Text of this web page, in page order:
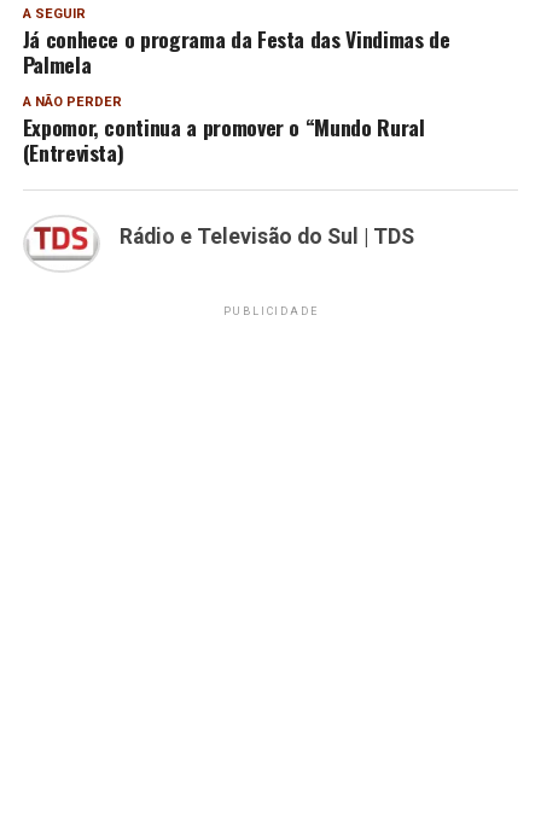
A SEGUIR
Já conhece o programa da Festa das Vindimas de
Palmela
A NÃO PERDER
Expomor, continua a promover o “Mundo Rural
(Entrevista)
Rádio e Televisão do Sul | TDS
PUBLICIDADE